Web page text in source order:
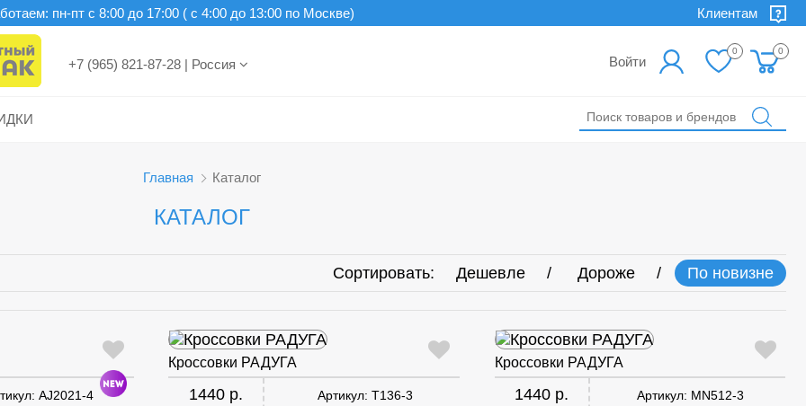
Клиентам
пн-пт c 8:00 до 17:00 ( с 4:00 до 13:00 по Москве)
+7 (965) 821-87-28 | Россия Войти
0 0
Главная Каталог
КАТАЛОГ
Сортировать: Дешевле Дороже По новизне
AJ2021-4
Кроссовки РАДУГА
1440 р. Артикул: T136-3
Кроссовки РАДУГА
1440 р. Артикул: MN512-3